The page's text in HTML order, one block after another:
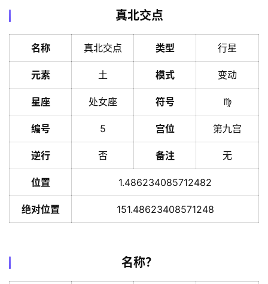
真北交点
名称 真北交点 类型 行星
元素 土 模式 变动
星座 处女座 符号 ♍️
编号 5 宫位 第九宫
逆行 否 备注 无
位置 1.486234085712482
绝对位置 151.48623408571248
名称？